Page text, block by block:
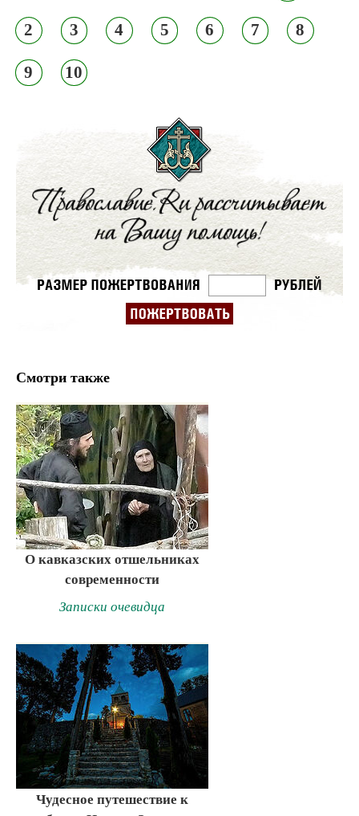
2 3 4 5 6 7 8
9 10
Смотри также
О кавказских отшельниках
современности
Записки очевидца
Чудесное путешествие к